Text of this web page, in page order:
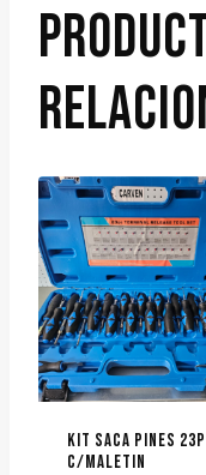
KIT SACA PINES
C/MALETIN